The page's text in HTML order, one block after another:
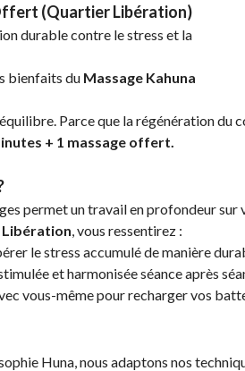
(Quartier Libération)
durable contre le stress et la
bienfaits du Massage Kahuna
Parce que la régénération
+ 1 massage offert.
permet un travail en profondeur
, vous ressentirez :
le stress accumulé de manière
et harmonisée séance après
vous-même pour recharger vos
Huna, nous adaptons nos